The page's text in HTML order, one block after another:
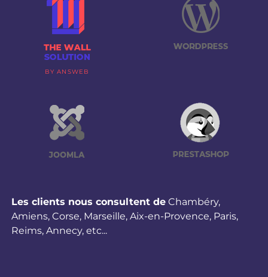
BY ANSWEB
Les clients nous consultent de Chambéry,
Amiens, Corse, Marseille, Aix-en-Provence, Paris,
Reims, Annecy, etc...